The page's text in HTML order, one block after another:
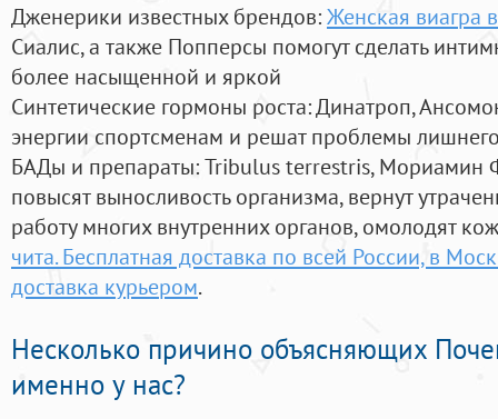
Дженерики известных брендов:Женская виагра
Сиалис, а также Попперсы помогут сделать
более насыщенной и яркой
Синтетические гормоны роста: Динатроп,
энергии спортсменам и решат проблемы
БАДы и препараты:Tribulus terrestris, Мориамин
повысят выносливость организма, вернут
работу многих внутренних органов, омолодят
чита. Бесплатная доставка по всей России, в
доставка курьером.
Несколько причино объясняющих
именно у нас?